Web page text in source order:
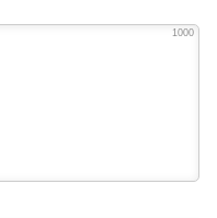
1000